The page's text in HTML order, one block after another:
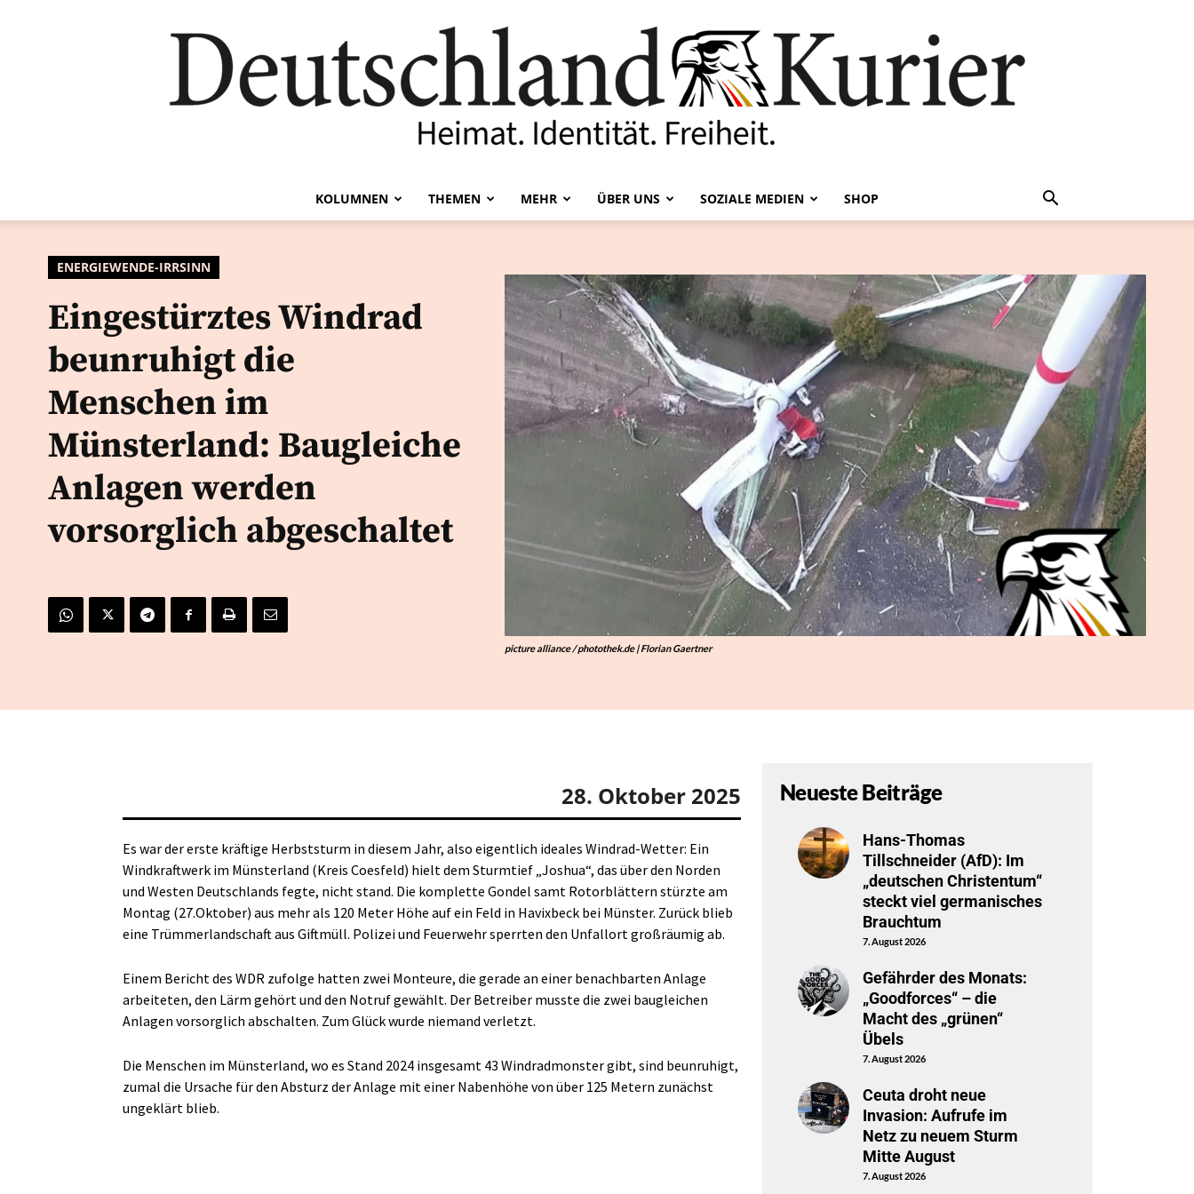
Kurier
KOLUMNEN THEMEN MEHR ÜBER UNS SOZIALE MEDIEN SHOP
ENERGIEWENDE-IRRSINN
Eingestürztes Windrad
beunruhigt die
Menschen im
Münsterland: Baugleiche
Anlagen werden
vorsorglich abgeschaltet
picture alliance / photothek.de | Florian Gaertner
28. Oktober 2025
Es war der erste kräftige Herbststurm in diesem Jahr, also eigentlich ideales Windrad-Wetter: Ein
Windkraftwerk im Münsterland (Kreis Coesfeld) hielt dem Sturmtief „Joshua“, das über den Norden
und Westen Deutschlands fegte, nicht stand. Die komplette Gondel samt Rotorblättern stürzte am
Montag (27.Oktober) aus mehr als 120 Meter Höhe auf ein Feld in Havixbeck bei Münster. Zurück blieb
eine Trümmerlandschaft aus Giftmüll. Polizei und Feuerwehr sperrten den Unfallort großräumig ab.
Einem Bericht des WDR zufolge hatten zwei Monteure, die gerade an einer benachbarten Anlage
arbeiteten, den Lärm gehört und den Notruf gewählt. Der Betreiber musste die zwei baugleichen
Anlagen vorsorglich abschalten. Zum Glück wurde niemand verletzt.
Die Menschen im Münsterland, wo es Stand 2024 insgesamt 43 Windradmonster gibt, sind beunruhigt,
zumal die Ursache für den Absturz der Anlage mit einer Nabenhöhe von über 125 Metern zunächst
ungeklärt blieb.
Neueste Beiträge
Hans-Thomas
Tillschneider (AfD): Im
„deutschen Christentum“
steckt viel germanisches
Brauchtum
7. August 2026
Gefährder des Monats:
„Goodforces“ – die
Macht des „grünen“
Übels
7. August 2026
Ceuta droht neue
Invasion: Aufrufe im
Netz zu neuem Sturm
Mitte August
7. August 2026